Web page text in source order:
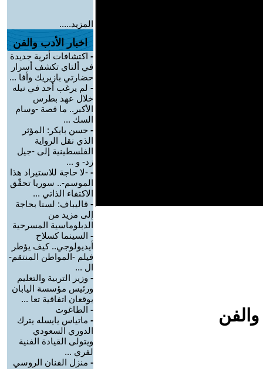
المزيد.....
اخبار الأدب والفن
- اكتشافات أثرية جديدة
في ألتاي تكشف أسرار
حضارتي بازيريك وأفا ...
- لم يرغب أحد في نيله
خلال عهد بطرس
الأكبر.. ما قصة -وسام
السك ...
- حسن بايكر: المؤثر
الذي نقل الرواية
الفلسطينية إلى -جيل
زد- و ...
- -لا حاجة للاستيراد هذا
الموسم-.. سوريا تحقّق
الاكتفاء الذاتي ...
- قاليباف: لسنا بحاجة
إلى مزيد من
الدبلوماسية المسرحية
- السينما كسلاح
أيديولوجي.. كيف يؤطر
فيلم -المواطن المنتقم-
ال ...
- وزير التربية والتعليم
ورئيس مؤسسة اليابان
يوقعان اتفاقية تعا ...
- الطاغوت
- ماتياس يايسله يترك
الدوري السعودي
ويتولى القيادة الفنية
لفري ...
- منزل الفنان الروسي